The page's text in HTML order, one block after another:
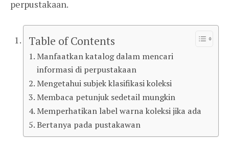
perpustakaan.
Table of Contents
Manfaatkan katalog dalam mencari
informasi di perpustakaan
Mengetahui subjek klasifikasi koleksi
Membaca petunjuk sedetail mungkin
Memperhatikan label warna koleksi jika ada
Bertanya pada pustakawan